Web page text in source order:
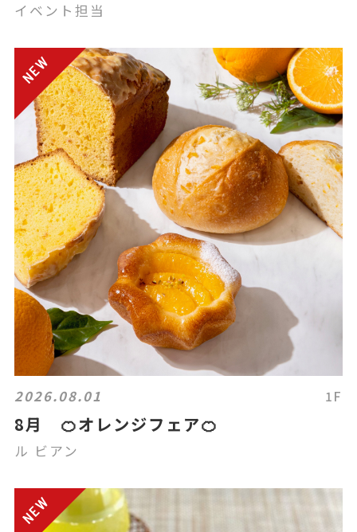
イベント担当
2026.08.01 1F
8月 🍊オレンジフェア🍊
ル ビアン